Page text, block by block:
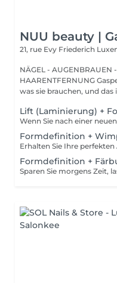
NUU beauty |
21, rue Evy Friederich
NÄGEL - AUGENBRAUEN
HAARENTFERNUNG Gasperich ist für alle, die genau wissen,
was sie brauchen, und das
Lift (Laminierung) +
Formdefinition +
Formdefinition +